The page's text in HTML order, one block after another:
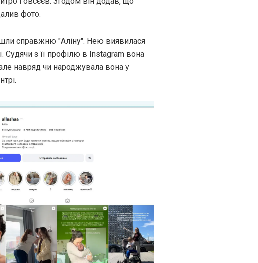
фото.
справжню "Аліну". Нею виявилася
Судячи з її профілю в Instagram вона
навряд чи народжувала вона у